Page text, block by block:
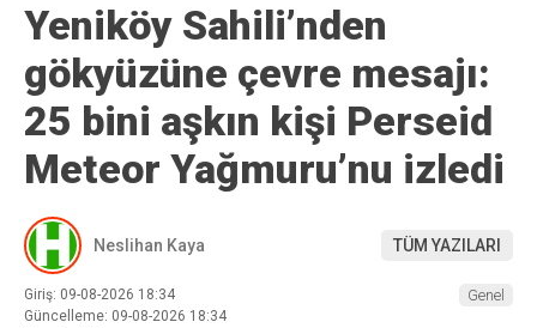
Yeniköy Sahili’nden
gökyüzüne çevre mesajı:
25 bini aşkın kişi Perseid
Meteor Yağmuru’nu izledi
Neslihan Kaya TÜM YAZILARI
Giriş: 09-08-2026 18:34
Güncelleme: 09-08-2026 18:34
Genel